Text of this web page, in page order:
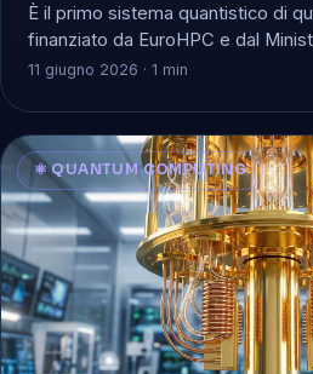
È il primo sistema quantistico di
finanziato da EuroHPC e dal
11 giugno 2026 · 1 min
⚛️ QUANTUM COMPUTING